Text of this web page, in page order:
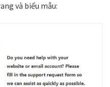
và biểu mẫu: